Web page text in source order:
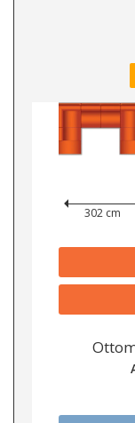
302 cm